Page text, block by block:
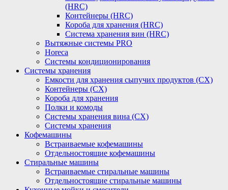
(HRC)
Контейнеры (HRC)
Короба для хранения (HRC)
Система хранения вин (HRC)
Вытяжные системы PRO
Horeca
Системы кондиционирования
Системы хранения
Емкости для хранения сыпучих продуктов (СХ)
Контейнеры (СХ)
Короба для хранения
Полки и комоды
Системы хранения вина (СХ)
Системы хранения
Кофемашины
Встраиваемые кофемашины
Отдельностоящие кофемашины
Стиральные машины
Встраиваемые стиральные машины
Отдельностоящие стиральные машины